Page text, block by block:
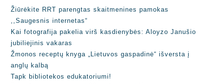
Žiūrėkite RRT parengtas skaitmenines pamokas
,,Saugesnis internetas“
Kai fotografija pakelia virš kasdienybės: Aloyzo Janušio
jubiliejinis vakaras
Žmonos receptų knyga „Lietuvos gaspadinė“ išversta į
anglų kalbą
Tapk bibliotekos edukatoriumi!